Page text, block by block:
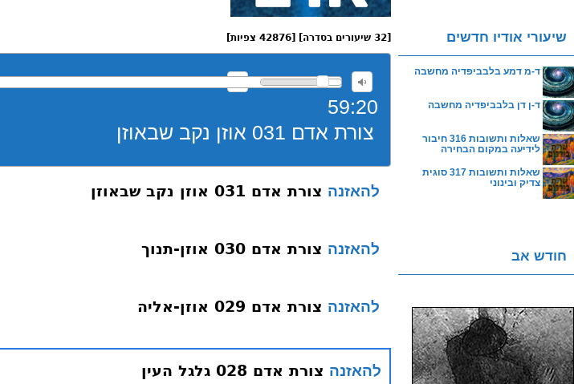
[32 שיעורים בסדרה] [42876 צפיות]
59:20
צורת אדם 031 אוזן נקב שבאוזן
להאזנה צורת אדם 031 אוזן נקב שבאוזן
להאזנה צורת אדם 030 אוזן-תנוך
להאזנה צורת אדם 029 אוזן-אליה
להאזנה צורת אדם 028 גלגל העין
שיעורי אודיו חדשים
ד-מ דמע בלבביפדיה מחשבה
ד-ן דן בלבביפדיה מחשבה
שאלות ותשובות 316 חיבור
לידיעה במקום הבחירה
שאלות ותשובות 317 סוגית
צדיק ובינוני
חודש אב